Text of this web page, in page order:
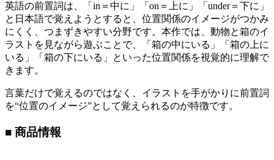
英語の前置詞は、「in＝中に」「on＝上に」「under＝下に」
と日本語で覚えようとすると、位置関係のイメージがつかみ
にくく、つまずきやすい分野です。本作では、動物と箱のイ
ラストを見ながら遊ぶことで、「箱の中にいる」「箱の上に
いる」「箱の下にいる」といった位置関係を視覚的に理解で
きます。
言葉だけで覚えるのではなく、イラストを手がかりに前置詞
を“位置のイメージ”として覚えられるのが特徴です。
■ 商品情報